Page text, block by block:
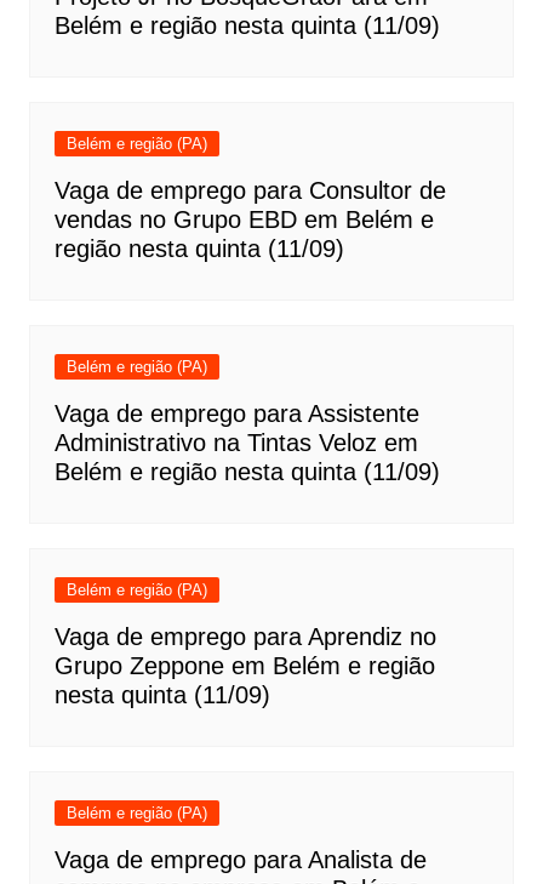
Belém e região nesta quinta (11/09)
Belém e região (PA)
Vaga de emprego para Consultor de
vendas no Grupo EBD em Belém e
região nesta quinta (11/09)
Belém e região (PA)
Vaga de emprego para Assistente
Administrativo na Tintas Veloz em
Belém e região nesta quinta (11/09)
Belém e região (PA)
Vaga de emprego para Aprendiz no
Grupo Zeppone em Belém e região
nesta quinta (11/09)
Belém e região (PA)
Vaga de emprego para Analista de